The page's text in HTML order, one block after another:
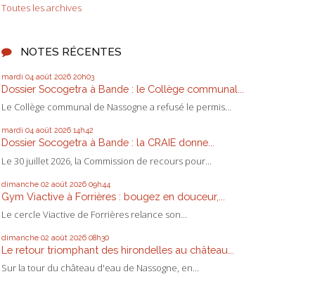
Toutes les archives
NOTES RÉCENTES
mardi 04 août 2026 20h03
Dossier Socogetra à Bande : le Collège communal...
Le Collège communal de Nassogne a refusé le permis...
mardi 04 août 2026 14h42
Dossier Socogetra à Bande : la CRAIE donne...
Le 30 juillet 2026, la Commission de recours pour...
dimanche 02 août 2026 09h44
Gym Viactive à Forrières : bougez en douceur,...
Le cercle Viactive de Forrières relance son...
dimanche 02 août 2026 08h30
Le retour triomphant des hirondelles au château...
Sur la tour du château d'eau de Nassogne, en...